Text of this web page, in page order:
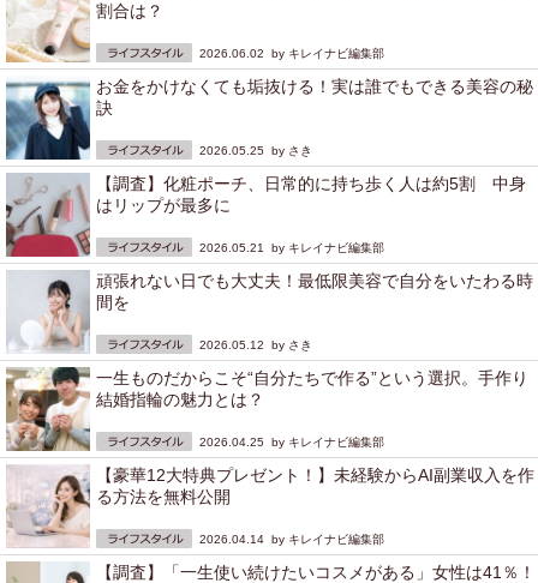
割合は？
2026.06.02 by キレイナビ編集部
お金をかけなくても垢抜ける！実は誰でもできる美容の秘
訣
2026.05.25 by さき
【調査】化粧ポーチ、日常的に持ち歩く人は約5割 中身
はリップが最多に
2026.05.21 by キレイナビ編集部
頑張れない日でも大丈夫！最低限美容で自分をいたわる時
間を
2026.05.12 by さき
一生ものだからこそ“自分たちで作る”という選択。手作り
結婚指輪の魅力とは？
2026.04.25 by キレイナビ編集部
【豪華12大特典プレゼント！】未経験からAI副業収入を作
る方法を無料公開
2026.04.14 by キレイナビ編集部
【調査】「一生使い続けたいコスメがある」女性は41％！